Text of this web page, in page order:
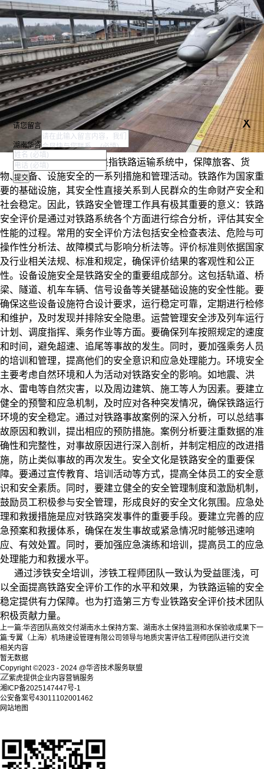
涉铁安评是铁路安全是指铁路运输系统中，保障旅客、货
物、设备、设施安全的一系列措施和管理活动。铁路作为国家重
要的基础设施，其安全性直接关系到人民群众的生命财产安全和
社会稳定。因此，铁路安全管理工作具有极其重要的意义：铁路
安全评价是通过对铁路系统各个方面进行综合分析，评估其安全
性能的过程。常用的安全评价方法包括安全检查表法、危险与可
操作性分析法、故障模式与影响分析法等。评价标准则依据国家
及行业相关法规、标准和规定，确保评价结果的客观性和公正
性。设备设施安全是铁路安全的重要组成部分。这包括轨道、桥
梁、隧道、机车车辆、信号设备等关键基础设施的安全性能。要
确保这些设备设施符合设计要求，运行稳定可靠，定期进行检修
和维护，及时发现并排除安全隐患。运营管理安全涉及列车运行
计划、调度指挥、乘务作业等方面。要确保列车按照规定的速度
和时间，避免超速、追尾等事故的发生。同时，要加强乘务人员
的培训和管理，提高他们的安全意识和应急处理能力。环境安全
主要考虑自然环境和人为活动对铁路安全的影响。如地震、洪
水、雷电等自然灾害，以及周边建筑、施工等人为因素。要建立
健全的预警和应急机制，及时应对各种突发情况，确保铁路运行
环境的安全稳定。通过对铁路事故案例的深入分析，可以总结事
故原因和教训，提出相应的预防措施。案例分析要注重数据的准
确性和完整性，对事故原因进行深入剖析，并制定相应的改进措
施，防止类似事故的再次发生。安全文化是铁路安全的重要保
障。要通过宣传教育、培训活动等方式，提高全体员工的安全意
识和安全素质。同时，要建立健全的安全管理制度和激励机制，
鼓励员工积极参与安全管理，形成良好的安全文化氛围。应急处
理和救援措施是应对铁路突发事件的重要手段。要建立完善的应
急预案和救援体系，确保在发生事故或紧急情况时能够迅速响
应、有效处置。同时，要加强应急演练和培训，提高员工的应急
处理能力和救援水平。
通过涉铁安全培训，涉铁工程师团队一致认为受益匪浅，可
以全面提高铁路安全评价工作的水平和效果，为铁路运输的安全
稳定提供有力保障。也为打造第三方专业铁路安全评价技术团队
积极贡献力量。
上一篇:华咨团队高效交付湖南水土保持方案、湖南水土保持监测和水保验收成果 下一
篇:专翼（上海）机场建设管理有限公司领导与地质灾害评估工程师团队进行交流
相关内容
暂无数据
Copyright ©2023 - 2024 @华咨技术服务联盟
紫虎提供企业内容营销服务
湘ICP备2025147447号-1
公安备案号43011102001462
网站地图
请您留言 x
湖南华咨